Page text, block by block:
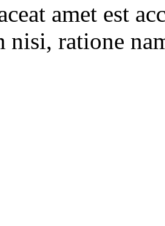
amet est
nisi, ratione